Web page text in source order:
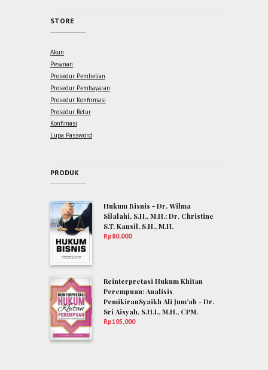
STORE
Akun
Pesanan
Prosedur Pembelian
Prosedur Pembayaran
Prosedur Konfirmasi
Prosedur Retur
Konfimasi
Lupa Password
PRODUK
Hukum Bisnis - Dr. Wilma
Silalahi, S.H., M.H.; Dr. Christine
S.T. Kansil, S.H., M.H.
Rp80,000
Reinterpretasi Hukum Khitan
Perempuan: Analisis
PemikiranSyaikh Ali Jum’ah - Dr.
Sri Aisyah, S.H.I., M.H., CPM.
Rp105,000